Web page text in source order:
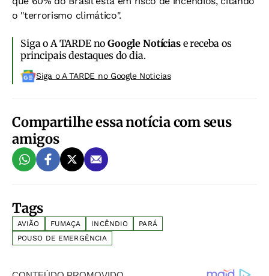
o "terrorismo climático".
Siga o A TARDE noGoogle Notíciase receba os
principais destaques do dia.
Siga o A TARDE no Google Noticias
Compartilhe essa notícia com seus
amigos
Tags
AVIÃO FUMAÇA INCÊNDIO
PARÁ
POUSO DE EMERGÊNCIA